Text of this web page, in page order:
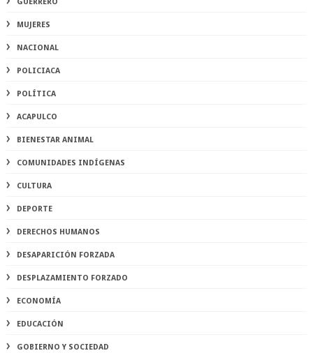
MUJERES
NACIONAL
POLICIACA
POLÍTICA
ACAPULCO
BIENESTAR ANIMAL
COMUNIDADES INDÍGENAS
CULTURA
DEPORTE
DERECHOS HUMANOS
DESAPARICIÓN FORZADA
DESPLAZAMIENTO FORZADO
ECONOMÍA
EDUCACIÓN
GOBIERNO Y SOCIEDAD